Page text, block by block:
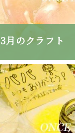
3月のクラフト